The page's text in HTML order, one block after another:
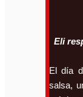
Eli
El día
salsa,